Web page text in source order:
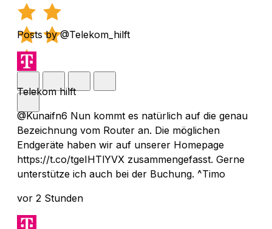
Posts by @Telekom_hilft
Telekom hilft
@Kunaifn6 Nun kommt es natürlich auf die genau
Bezeichnung vom Router an. Die möglichen
Endgeräte haben wir auf unserer Homepage
https://t.co/tgeIHTlYVX zusammengefasst. Gerne
unterstütze ich auch bei der Buchung. ^Timo
vor 2 Stunden